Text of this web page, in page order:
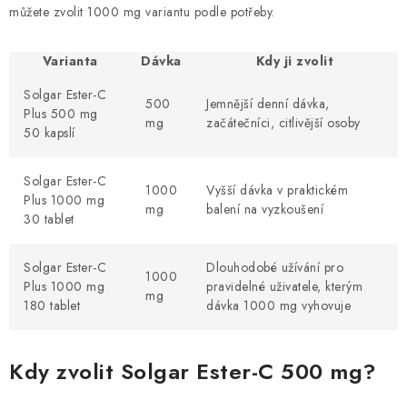
můžete zvolit 1000 mg variantu podle potřeby.
Varianta Dávka
Kdy ji zvolit
Solgar Ester-C
Plus 500 mg
50 kapslí
500
mg
Jemnější denní dávka,
začátečníci, citlivější osoby
Solgar Ester-C
Plus 1000 mg
30 tablet
1000
mg
Vyšší dávka v praktickém
balení na vyzkoušení
Solgar Ester-C
Plus 1000 mg
180 tablet
1000
mg
Dlouhodobé užívání pro
pravidelné uživatele, kterým
dávka 1000 mg vyhovuje
Kdy zvolit Solgar Ester-C 500 mg?